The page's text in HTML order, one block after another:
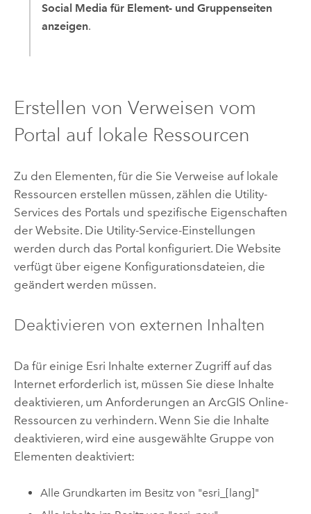
Social Media für Element- und Gruppenseiten
anzeigen.
Erstellen von Verweisen vom
Portal auf lokale Ressourcen
Zu den Elementen, für die Sie Verweise auf lokale
Ressourcen erstellen müssen, zählen die Utility-
Services des Portals und spezifische Eigenschaften
der Website. Die Utility-Service-Einstellungen
werden durch das Portal konfiguriert. Die Website
verfügt über eigene Konfigurationsdateien, die
geändert werden müssen.
Deaktivieren von externen Inhalten
Da für einige Esri Inhalte externer Zugriff auf das
Internet erforderlich ist, müssen Sie diese Inhalte
deaktivieren, um Anforderungen an ArcGIS Online-
Ressourcen zu verhindern. Wenn Sie die Inhalte
deaktivieren, wird eine ausgewählte Gruppe von
Elementen deaktiviert:
Alle Grundkarten im Besitz von "esri_[lang]"